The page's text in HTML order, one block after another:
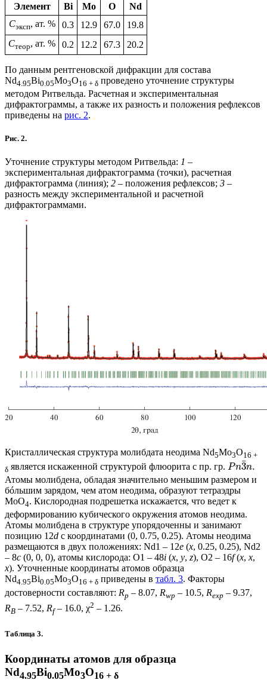
Элемент Bi Mo O
Nd
Cэксп, ат. % 0.3 12.9 67.0
19.8
Cтеор, ат. % 0.2 12.2 67.3 20.2
По данным рентгеновской дифракции для состава
Nd4.95Bi0.05Mo3O16 + δ проведено уточнение структуры
методом Ритвельда. Расчетная и экспериментальная
дифрактограммы, а также их разность и положения рефлексов
приведены на рис. 2.
Рис. 2.
Уточнение структуры методом Ритвельда: 1 –
экспериментальная дифрактограмма (точки), расчетная
дифрактограмма (линия); 2 – положения рефлексов; 3 –
разность между экспериментальной и расчетной
дифрактограммами.
Кристаллическая структура молибдата неодима Nd5Mo3O16 +
δ является искаженной структурой флюорита с пр. гр. Pn3
¯n.
Атомы молибдена, обладая значительно меньшим размером и
бóльшим зарядом, чем атом неодима, образуют тетраэдры
MoO4. Кислородная подрешетка искажается, что ведет к
деформированию кубического окружения атомов неодима.
Атомы молибдена в структуре упорядоченны и занимают
позицию 12d с координатами (0, 0.75, 0.25). Атомы неодима
размещаются в двух положениях: Nd1 – 12e (x, 0.25, 0.25), Nd2
– 8с (0, 0, 0), атомы кислорода: O1 – 48i (x, y, z), O2 – 16f(x, x,
x). Уточненные координаты атомов образца
Nd4.95Bi0.05Mo3O16 + δ приведены в табл. 3. Факторы
достоверности составляют: Rp – 8.07, Rwp – 10.5, Rexp – 9.37,
RB – 7.52, Rf– 16.0, χ2 – 1.26.
Таблица 3.
Координаты атомов для образца
Nd4.95Bi0.05Mo3O16 + δ